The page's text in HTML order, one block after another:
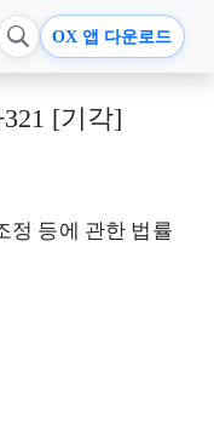
OX 앱 다운로드
[기각]
정 등에 관한 법률